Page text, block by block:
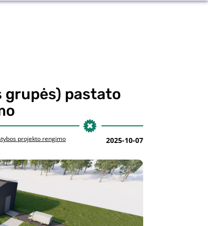
pastato
projekto rengimo 2025-10-07